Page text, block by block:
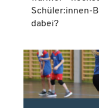
Schüler:innen-
dabei?